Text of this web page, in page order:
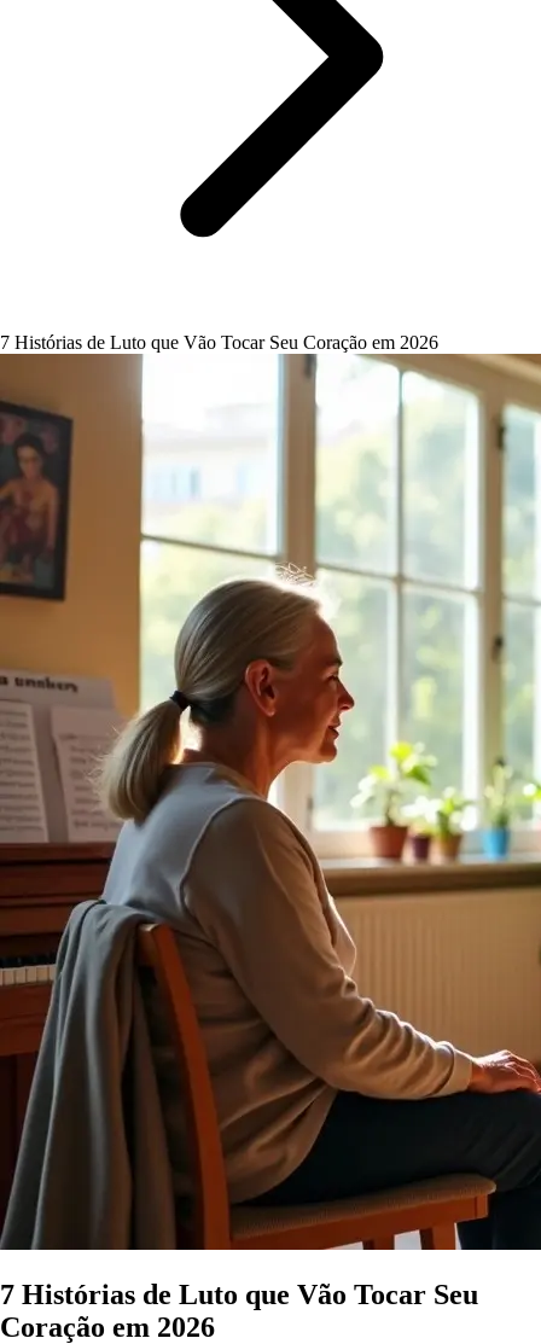
7 Histórias de Luto que Vão Tocar Seu Coração em 2026
7 Histórias de Luto que Vão Tocar Seu
Coração em 2026